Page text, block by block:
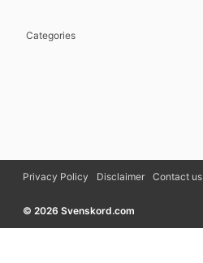
Categories
Privacy Policy Disclaimer Contact us
© 2026 Svenskord.com